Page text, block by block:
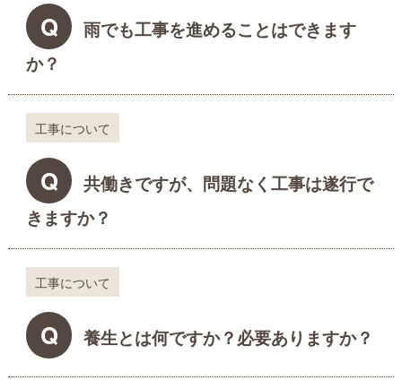
Q
雨でも工事を進めることはできます
か？
工事について
Q
共働きですが、問題なく工事は遂行で
きますか？
工事について
Q 養生とは何ですか？必要ありますか？